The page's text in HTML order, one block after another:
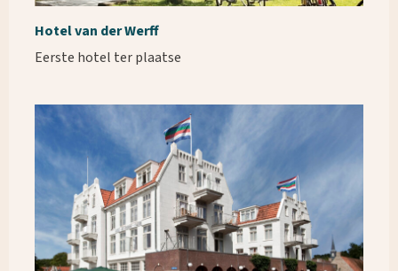
Hotel van der Werff
Eerste hotel ter plaatse